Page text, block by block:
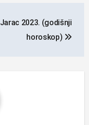
Jarac 2023. (godišnji
horoskop)